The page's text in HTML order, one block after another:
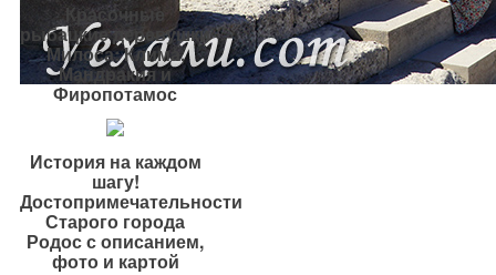
Красочные
рыбацкие деревушки
Милоса: Клима,
Мандракия и
Фиропотамос
История на каждом
шагу!
Достопримечательности
Старого города
Родос с описанием,
фото и картой